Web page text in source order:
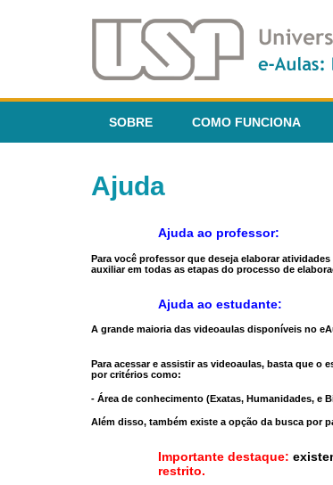
SOBRE COMO FUNCIONA
Ajuda
Ajuda ao professor:
Para você professor que deseja elaborar
auxiliar em todas as etapas do processo de
Ajuda ao estudante:
A grande maioria das videoaulas disponíveis no
Para acessar e assistir as videoaulas, basta que
por critérios como:
- Área de conhecimento (Exatas, Humanidades, e
Além disso, também existe a opção da busca por
Importante destaque:
restrito.